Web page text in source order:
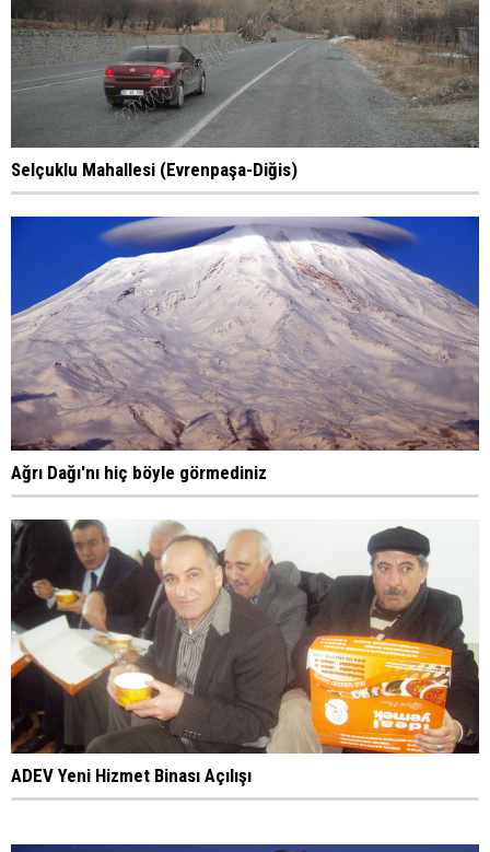
Selçuklu Mahallesi (Evrenpaşa-Diğis)
Ağrı Dağı'nı hiç böyle görmediniz
ADEV Yeni Hizmet Binası Açılışı